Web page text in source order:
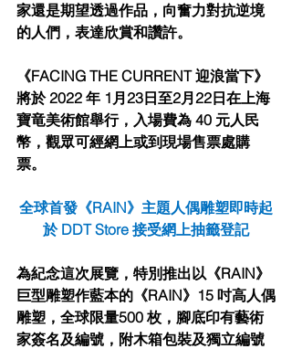
家還是期望透過作品，向奮⼒對抗逆境
的⼈們，表達欣賞和讚許。
《FACING THE CURRENT 迎浪當下》
將於 2022 年 1⽉23⽇⾄2⽉22⽇在上海
寶⻯美術館舉⾏，⼊場費為 40 元⼈⺠
幣，觀眾可經網上或到現場售票處購
票。
全球⾸發《RAIN》主題⼈偶雕塑即時起
於 DDT Store 接受網上抽籤登記
為紀念這次展覽，特別推出以《RAIN》
巨型雕塑作藍本的《RAIN》15 吋⾼⼈偶
雕塑，全球限量500 枚，腳底印有藝術
家簽名及編號，附⽊箱包裝及獨⽴編號